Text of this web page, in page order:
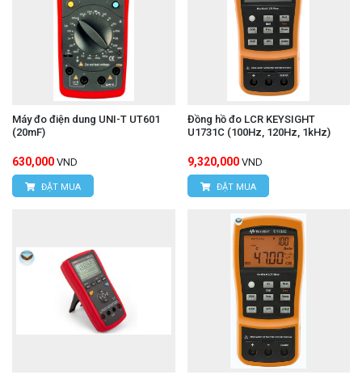
Máy đo điện dung UNI-T UT601
(20mF)
630,000 VND
ĐẶT MUA
Đồng hồ đo LCR KEYSIGHT
U1731C (100Hz, 120Hz, 1kHz)
9,320,000 VND
ĐẶT MUA